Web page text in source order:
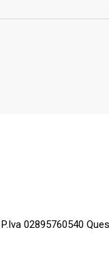
02895760540